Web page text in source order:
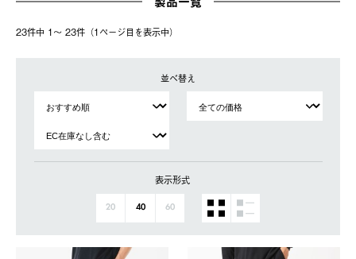
23件中 1〜 23件（1ページ⽬を表⽰中）
並べ替え
表示形式
20 40 60